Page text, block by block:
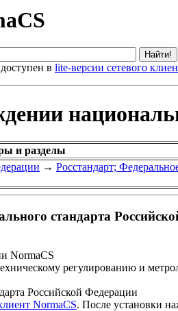
доступен в lite-версии сетевого
и разделы
→ Росстандарт;
стандарта
NormaCS
регулированию и
Российской Федерации
NormaCS. После установки